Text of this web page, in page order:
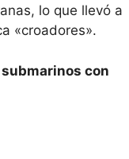
lo que llevó a
«croadores».
con